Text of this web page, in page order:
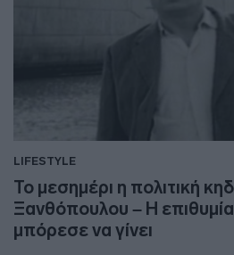
LIFESTYLE
Το μεσημέρι η πολιτική
Ξανθόπουλου – Η
μπόρεσε να γίνει